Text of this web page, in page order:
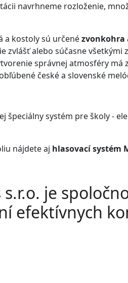
navrhneme rozloženie,
a kostoly sú určenézvonkohra
zvlášť alebo súčasne
správnej atmosféry má
české a slovenské
špeciálny systém pre školy -
nájdete aj hlasovací systém
s.r.o. je
efektívnych